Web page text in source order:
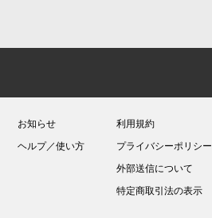
お知らせ
ヘルプ／使い方
利用規約
プライバシーポリシー
外部送信について
特定商取引法の表示